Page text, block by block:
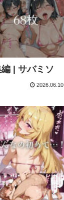
| サバミソ
2026.06.10